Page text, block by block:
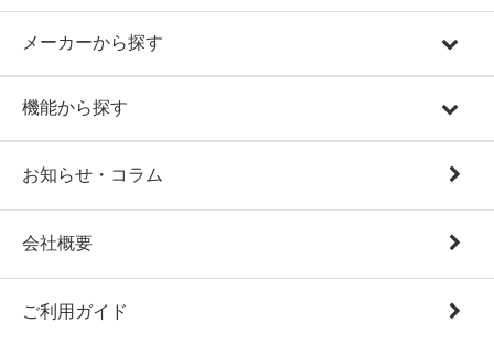
メーカーから探す
機能から探す
お知らせ・コラム
会社概要
ご利用ガイド